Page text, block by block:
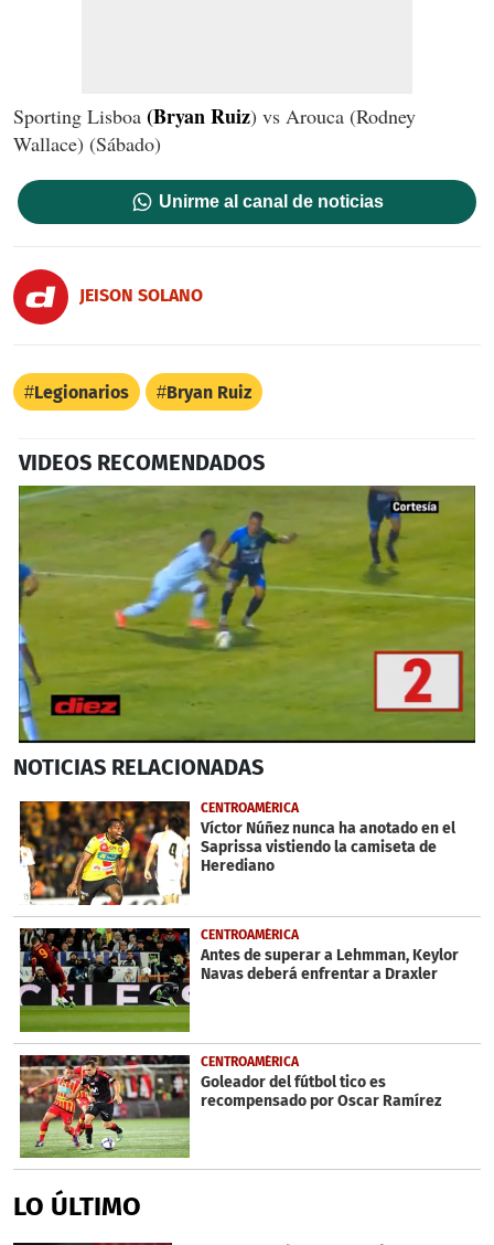
Sporting Lisboa (Bryan Ruiz) vs Arouca (Rodney
Wallace) (Sábado)
Unirme al canal de noticias
JEISON SOLANO
Legionarios Bryan Ruiz
VIDEOS RECOMENDADOS
seconds
3
minutes,
16
seconds
NOTICIAS RELACIONADAS
CENTROAMÉRICA
Víctor Núñez nunca ha anotado en el
Saprissa vistiendo la camiseta de
Herediano
CENTROAMÉRICA
Antes de superar a Lehmman, Keylor
Navas deberá enfrentar a Draxler
CENTROAMÉRICA
Goleador del fútbol tico es
recompensado por Oscar Ramírez
LO ÚLTIMO